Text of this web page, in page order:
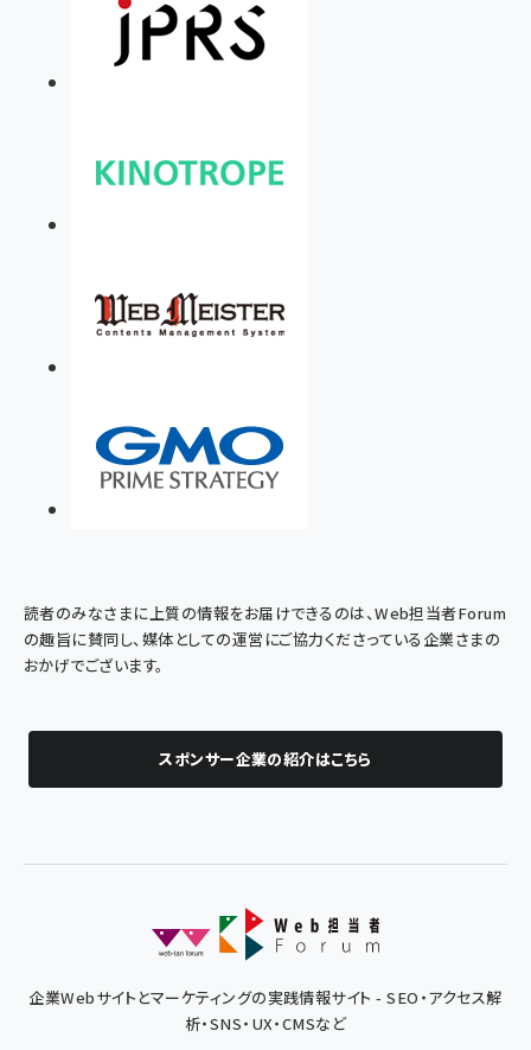
読者のみなさまに上質の情報をお届けできるのは、Web担当者Forum
の趣旨に賛同し、媒体としての運営にご協力くださっている企業さまの
おかげでございます。
スポンサー企業の紹介はこちら
企業Webサイトとマーケティングの実践情報サイト - SEO・アクセス解
析・SNS・UX・CMSなど